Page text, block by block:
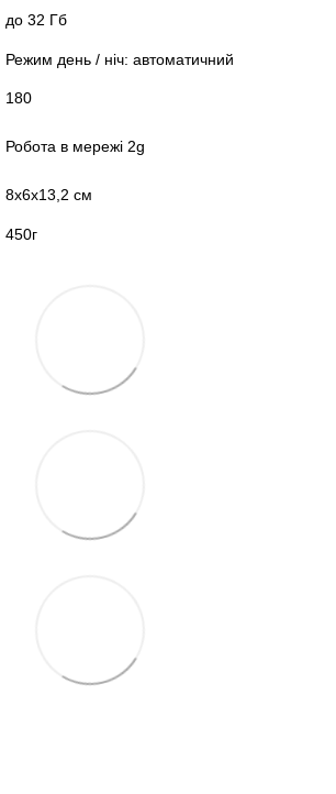
до 32 Гб
Режим день / ніч: автоматичний
180
Робота в мережі 2g
8х6х13,2 см
450г